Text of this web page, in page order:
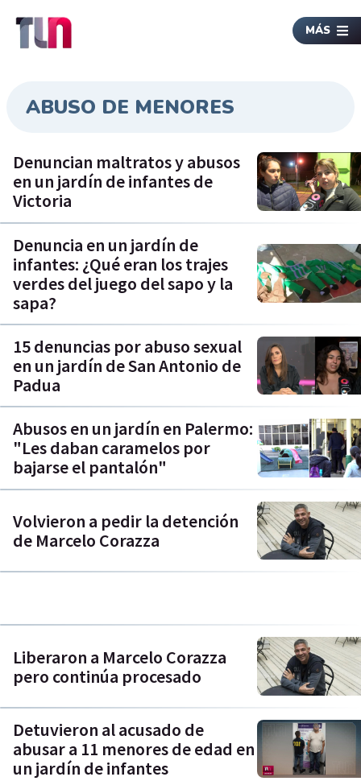
MÁS
ABUSO DE MENORES
Denuncian maltratos y abusos
en un jardín de infantes de
Victoria
Denuncia en un jardín de
infantes: ¿Qué eran los trajes
verdes del juego del sapo y la
sapa?
15 denuncias por abuso sexual
en un jardín de San Antonio de
Padua
Abusos en un jardín en Palermo:
"Les daban caramelos por
bajarse el pantalón"
Volvieron a pedir la detención
de Marcelo Corazza
Liberaron a Marcelo Corazza
pero continúa procesado
Detuvieron al acusado de
abusar a 11 menores de edad en
un jardín de infantes